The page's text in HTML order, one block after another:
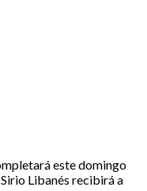
este domingo
Libanés recibirá a